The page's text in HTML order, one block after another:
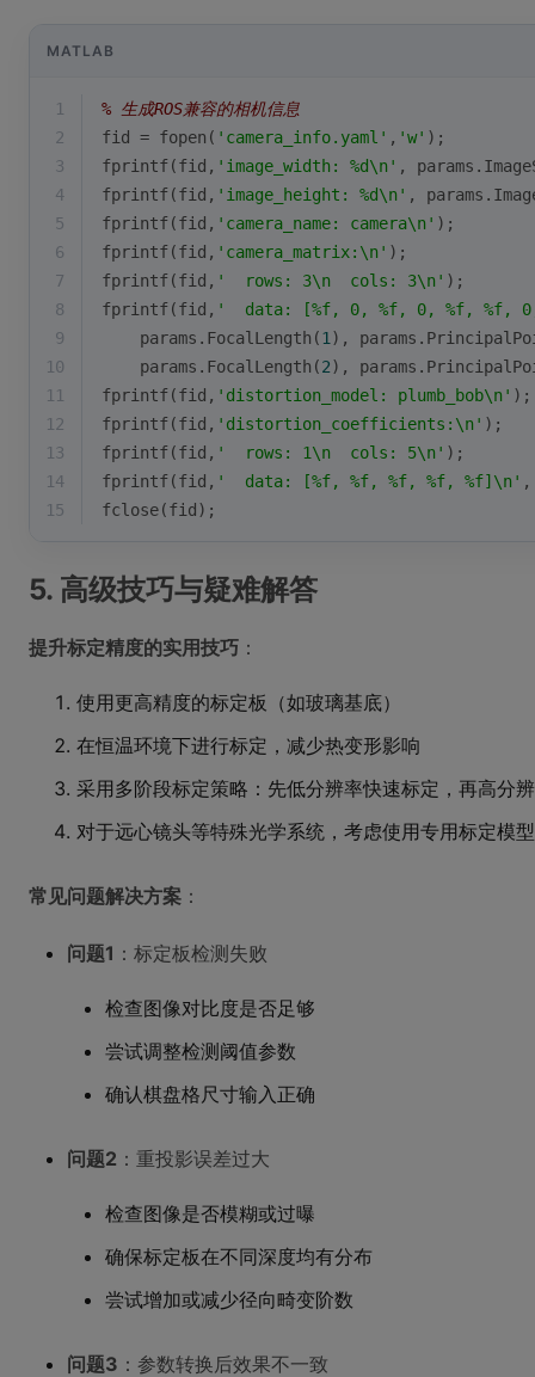
MATLAB
1
% 生成ROS兼容的相机信息
2
fid = fopen( 'camera_info.yaml' , 'w' );
3
fprintf(fid, 'image_width: %d\n' ,
4
fprintf(fid, 'image_height: %d\n' ,
5
fprintf(fid, 'camera_name: camera\n' );
6
fprintf(fid, 'camera_matrix:\n' );
7
fprintf(fid, '  rows: 3\n  cols: 3\n' );
8
fprintf(fid, '  data: [%f, 0, %f, 0, %f, %f,
9
    params.FocalLength(
1 ),
10
    params.FocalLength(
2),
11
fprintf(fid, 'distortion_model: plumb_bob\n' );
12
fprintf(fid, 'distortion_coefficients:\n' );
13
fprintf(fid, '  rows: 1\n  cols: 5\n' );
14
fprintf(fid, '  data: [%f, %f, %f, %f, %f]\n' ,
15
fclose(fid);
5. 高级技巧与疑难解答
提升标定精度的实用技巧 ：
使用更高精度的标定板（如玻璃基底）
在恒温环境下进行标定，减少热变形影响
采用多阶段标定策略：先低分辨率快速标定，再高分
对于远心镜头等特殊光学系统，考虑使用专用标定模型
常见问题解决方案 ：
问题1 ：标定板检测失败
检查图像对比度是否足够
尝试调整检测阈值参数
确认棋盘格尺寸输入正确
问题2 ：重投影误差过大
检查图像是否模糊或过曝
确保标定板在不同深度均有分布
尝试增加或减少径向畸变阶数
问题3 ：参数转换后效果不一致